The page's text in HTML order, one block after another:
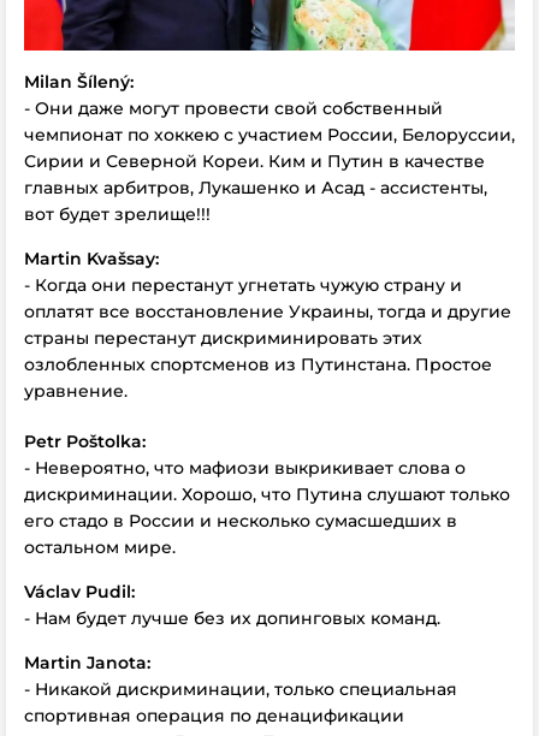
Milan Šílený:
- Они даже могут провести свой собственный
чемпионат по хоккею с участием России, Белоруссии,
Сирии и Северной Кореи. Ким и Путин в качестве
главных арбитров, Лукашенко и Асад - ассистенты,
вот будет зрелище!!!
Martin Kvašsay:
- Когда они перестанут угнетать чужую страну и
оплатят все восстановление Украины, тогда и другие
страны перестанут дискриминировать этих
озлобленных спортсменов из Путинстана. Простое
уравнение.
Petr Poštolka:
- Невероятно, что мафиози выкрикивает слова о
дискриминации. Хорошо, что Путина слушают только
его стадо в России и несколько сумасшедших в
остальном мире.
Václav Pudil:
- Нам будет лучше без их допинговых команд.
Martin Janota:
- Никакой дискриминации, только специальная
спортивная операция по денацификации